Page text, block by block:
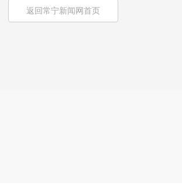
返回常宁新闻网首页